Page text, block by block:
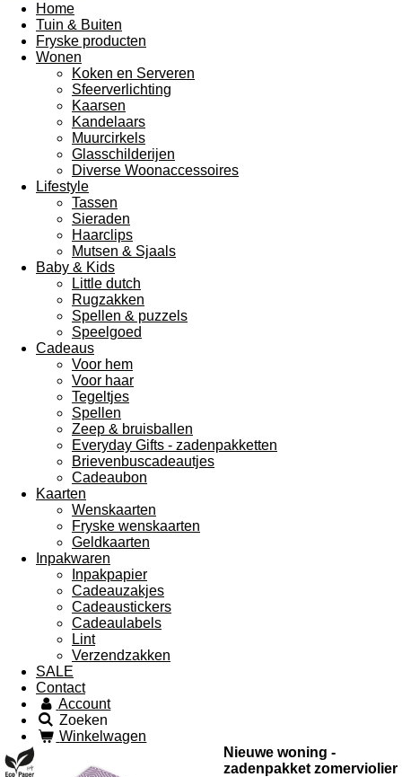
Home
Tuin & Buiten
Fryske producten
Wonen
Koken en Serveren
Sfeerverlichting
Kaarsen
Kandelaars
Muurcirkels
Glasschilderijen
Diverse Woonaccessoires
Lifestyle
Tassen
Sieraden
Haarclips
Mutsen & Sjaals
Baby & Kids
Little dutch
Rugzakken
Spellen & puzzels
Speelgoed
Cadeaus
Voor hem
Voor haar
Tegeltjes
Spellen
Zeep & bruisballen
Everyday Gifts - zadenpakketten
Brievenbuscadeautjes
Cadeaubon
Kaarten
Wenskaarten
Fryske wenskaarten
Geldkaarten
Inpakwaren
Inpakpapier
Cadeauzakjes
Cadeaustickers
Cadeaulabels
Lint
Verzendzakken
SALE
Contact
Account
Zoeken
Winkelwagen
Nieuwe woning -
zadenpakket zomerviolier